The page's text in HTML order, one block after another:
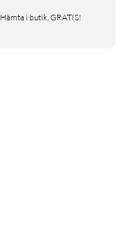
Hämta i butik, GRATIS!